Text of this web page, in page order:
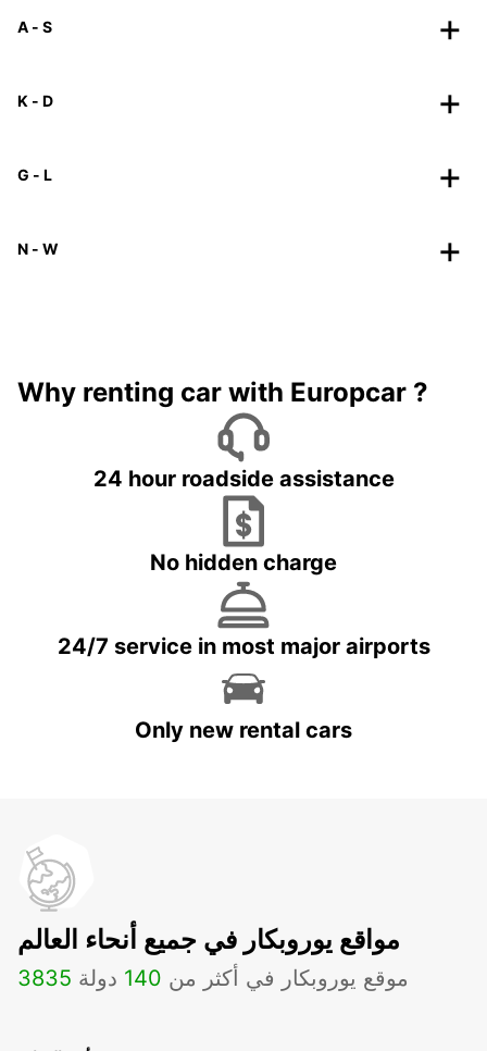
A - S
K - D
G - L
N - W
Why renting car with Europcar ?
24 hour roadside assistance
No hidden charge
24/7 service in most major airports
Only new rental cars
مواقع يوروبكار في جميع أنحاء العالم
3835 موقع يوروبكار في أكثر من 140 دولة